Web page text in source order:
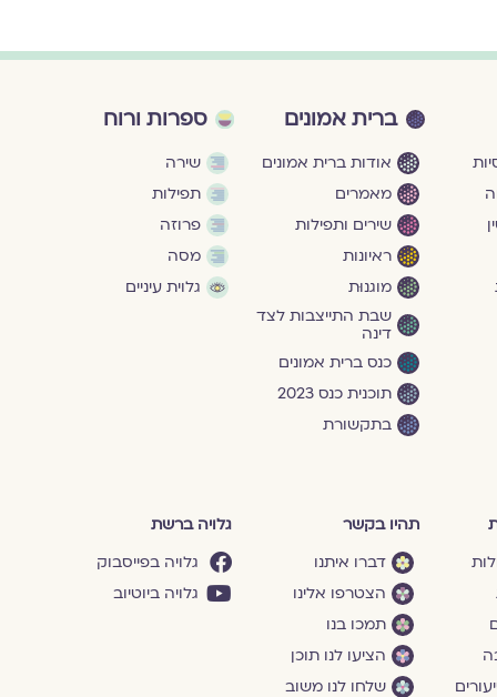
ברית אמונים
אודות ברית אמונים
מאמרים
שירים ותפילות
ראיונות
מוגנוּת
שבת התייצבות לצד
דינה
כנס ברית אמונים
תוכנית כנס 2023
בתקשורת
ספרות ורוח
שירה
תפילות
פרוזה
מסה
גלוית עיניים
תהיו בקשר
דברו איתנו
הצטרפו אלינו
תמכו בנו
הציעו לנו תוכן
שלחו לנו משוב
גלויה ברשת
גלויה בפייסבוק
גלויה ביוטיוב